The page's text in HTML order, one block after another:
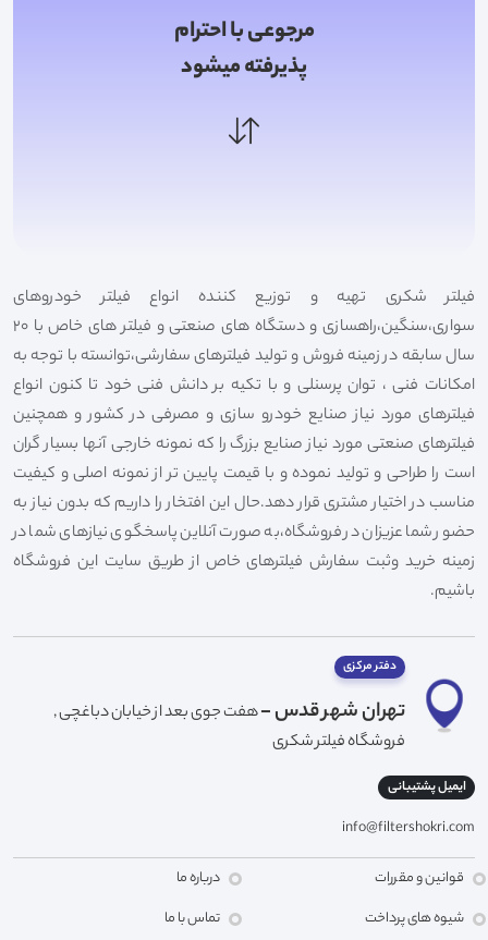
مرجوعی با احترام
پذیرفته میشود
فیلتر شکری تهیه و توزیع کننده انواع فیلتر خودروهای
سواری،سنگین،راهسازی و دستگاه های صنعتی و فیلتر های خاص با 20
سال سابقه در زمینه فروش و تولید فیلترهای سفارشی،توانسته با توجه به
امکانات فنی ، توان پرسنلی و با تکیه بر دانش فنی خود تا کنون انواع
فیلترهای مورد نیاز صنایع خودرو سازی و مصرفی در کشور و همچنین
فیلترهای صنعتی مورد نیاز صنایع بزرگ را که نمونه خارجی آنها بسیار گران
است را طراحی و تولید نموده و با قیمت پایین تر از نمونه اصلی و کیفیت
مناسب در اختیار مشتری قرار دهد.حال این افتخار را داریم که بدون نیاز به
حضور شما عزیزان در فروشگاه،به صورت آنلاین پاسخگوی نیازهای شما در
زمینه خرید وثبت سفارش فیلترهای خاص از طریق سایت این فروشگاه
باشیم.
دفتر مرکزی
تهران شهر قدس -هفت جوی بعد از خیابان دباغچی ,
فروشگاه فیلتر شکری
ایمیل پشتیبانی
info@filtershokri.com
قوانین و مقررات
شیوه های پرداخت
درباره ما
تماس با ما